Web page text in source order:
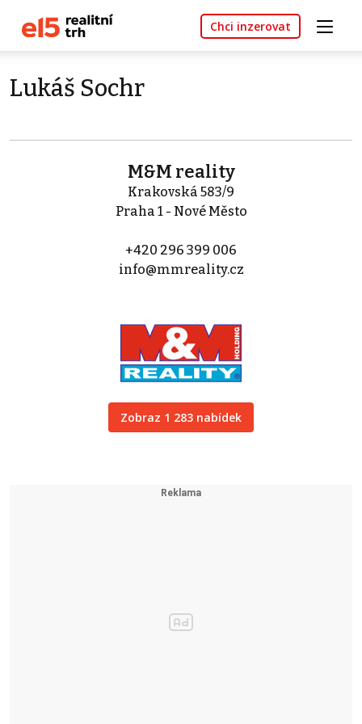
Chci inzerovat
Lukáš Sochr
M&M reality
Krakovská 583/9
Praha 1 - Nové Město
+420 296 399 006
info@mmreality.cz
Zobraz 1 283 nabídek